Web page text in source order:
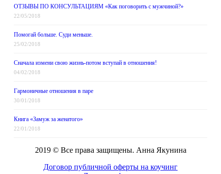
ОТЗЫВЫ ПО КОНСУЛЬТАЦИЯМ «Как поговорить с мужчиной?»
22/05/2018
Помогай больше. Суди меньше.
25/02/2018
Сначала измени свою жизнь-потом вступай в отношения!
04/02/2018
Гармоничные отношения в паре
30/01/2018
Книга «Замуж за женатого»
22/01/2018
2019 © Все права защищены. Анна Якунина
Договор публичной оферты на коучинг